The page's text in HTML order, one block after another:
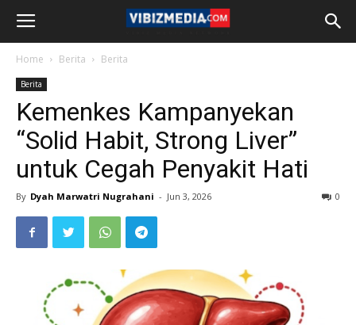
Home Berita Berita
Berita
Kemenkes Kampanyekan
“Solid Habit, Strong Liver”
untuk Cegah Penyakit Hati
By Dyah Marwatri Nugrahani - Jun 3, 2026 0